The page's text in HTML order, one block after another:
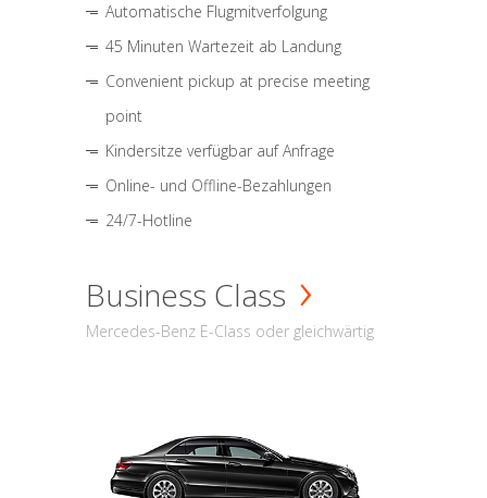
Automatische Flugmitverfolgung
45 Minuten Wartezeit ab Landung
Convenient pickup at precise meeting
point
Kindersitze verfügbar auf Anfrage
Online- und Offline-Bezahlungen
24/7-Hotline
Business Class
Mercedes-Benz E-Class oder gleichwärtig